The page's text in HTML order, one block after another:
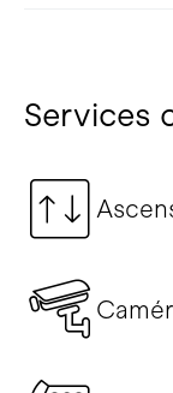
Services